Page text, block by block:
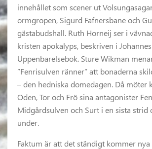
innehållet som scener ut
ormgropen, Sigurd Fafnersbane och
gästabudshall. Ruth Horneij ser i
kristen apokalyps, beskriven i Johannes
Uppenbarelsebok. Sture Wikman
”Fenrisulven ränner” att bonaderna
– den hedniska domedagen. Då möter
Oden, Tor och Frö sina antagonister
Midgårdsulven och Surt i en sista strid
under.
Faktum är att det ständigt kommer